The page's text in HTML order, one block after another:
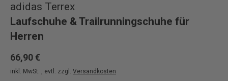
adidas Terrex
Laufschuhe & Trailrunningschuhe für
Herren
66,90 €
inkl. MwSt. , evtl. zzgl. Versandkosten